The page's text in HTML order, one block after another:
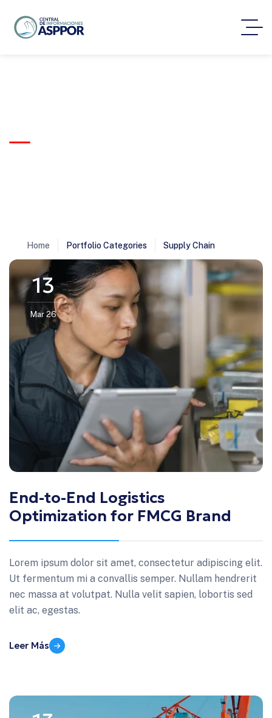
Home Portfolio Categories Supply Chain
13
Mar 26
End-to-End Logistics
Optimization for FMCG Brand
Lorem ipsum dolor sit amet, consectetur adipiscing elit.
Ut fermentum mi a convallis semper. Nullam hendrerit
nec massa at volutpat. Nulla velit sapien, lobortis sed
elit ac, egestas.
Leer Más